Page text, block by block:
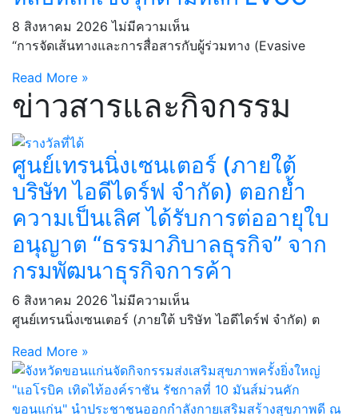
8 สิงหาคม 2026ไม่มีความเห็น
“การจัดเส้นทางและการสื่อสารกับผู้ร่วมทาง (Evasive
Read More »
ข่าวสารและกิจกรรม
ศูนย์เทรนนิ่งเซนเตอร์ (ภายใต้
บริษัท ไอดีไดร์ฟ จำกัด) ตอกย้ำ
ความเป็นเลิศ ได้รับการต่ออายุใบ
อนุญาต “ธรรมาภิบาลธุรกิจ” จาก
กรมพัฒนาธุรกิจการค้า
6 สิงหาคม 2026ไม่มีความเห็น
ศูนย์เทรนนิ่งเซนเตอร์ (ภายใต้ บริษัท ไอดีไดร์ฟ จำกัด) ต
Read More »